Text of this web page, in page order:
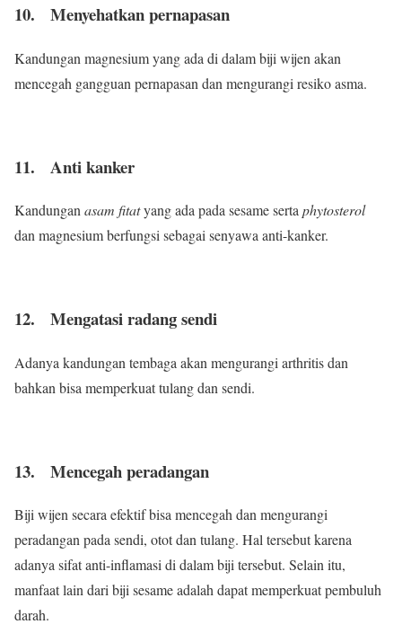
10. Menyehatkan pernapasan
Kandungan magnesium yang ada di dalam biji wijen akan
mencegah gangguan pernapasan dan mengurangi resiko asma.
11. Anti kanker
Kandunganasam fitatyang ada pada sesame sertaphytosterol
dan magnesium berfungsi sebagai senyawa anti-kanker.
12. Mengatasi radang sendi
Adanya kandungan tembaga akan mengurangi arthritis dan
bahkan bisa memperkuat tulang dan sendi.
13. Mencegah peradangan
Biji wijen secara efektif bisa mencegah dan mengurangi
peradangan pada sendi, otot dan tulang. Hal tersebut karena
adanya sifat anti-inflamasi di dalam biji tersebut. Selain itu,
manfaat lain dari biji sesame adalah dapat memperkuat pembuluh
darah.